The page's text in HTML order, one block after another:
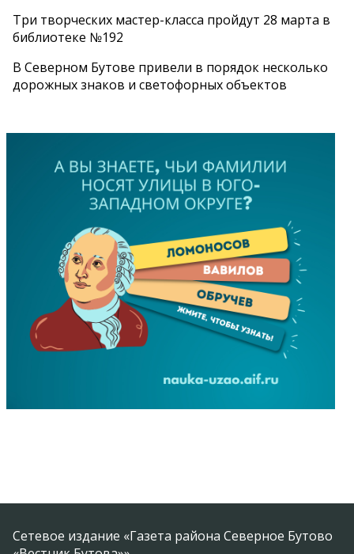
Три творческих мастер-класса пройдут 28 марта в
библиотеке №192
В Северном Бутове привели в порядок несколько
дорожных знаков и светофорных объектов
Сетевое издание «Газета района Северное Бутово